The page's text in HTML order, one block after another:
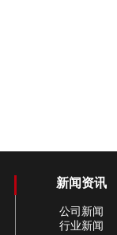
新闻资讯
公司新闻
行业新闻